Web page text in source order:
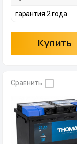
гарантия 2 года.
Купить
Сравнить